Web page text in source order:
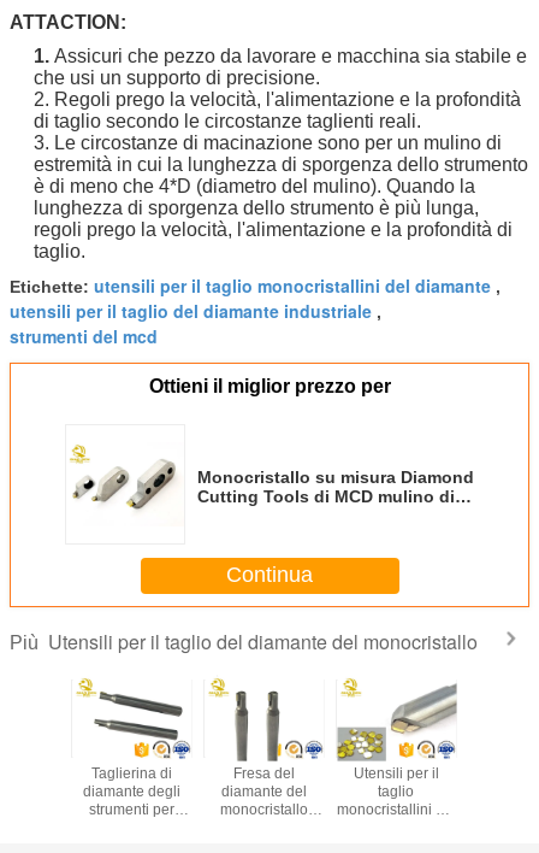
ATTACTION:
1. Assicuri che pezzo da lavorare e macchina sia stabile e
che usi un supporto di precisione.
2. Regoli prego la velocità, l'alimentazione e la profondità
di taglio secondo le circostanze taglienti reali.
3. Le circostanze di macinazione sono per un mulino di
estremità in cui la lunghezza di sporgenza dello strumento
è di meno che 4*D (diametro del mulino). Quando la
lunghezza di sporgenza dello strumento è più lunga,
regoli prego la velocità, l'alimentazione e la profondità di
taglio.
Etichette: utensili per il taglio monocristallini del diamante ,
utensili per il taglio del diamante industriale ,
strumenti del mcd
Ottieni il miglior prezzo per
Monocristallo su misura Diamond
Cutting Tools di MCD mulino di
Continua
Più Utensili per il taglio del diamante del monocristallo
Taglierina di
diamante degli
strumenti per
Fresa del
diamante del
monocristallo
Utensili per il
taglio
monocristallini dei